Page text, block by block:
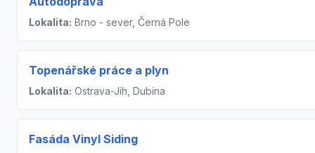
Lokalita: Brno - sever, Černá Pole
Topenářské práce a plyn
Lokalita: Ostrava-Jih, Dubina
Fasáda Vinyl Siding